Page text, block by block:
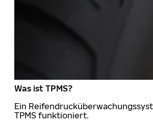
Was ist TPMS?
Ein
TPMS funktioniert.